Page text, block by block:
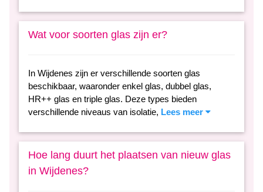
Wat voor soorten glas zijn er?
In Wijdenes zijn er verschillende soorten glas
beschikbaar, waaronder enkel glas, dubbel glas,
HR++ glas en triple glas. Deze types bieden
verschillende niveaus van isolatie, Lees meer
Hoe lang duurt het plaatsen van nieuw glas
in Wijdenes?